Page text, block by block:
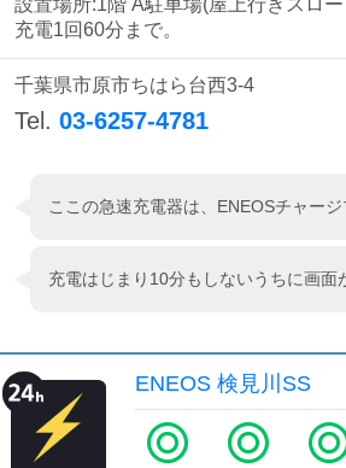
設置場所:1階 A駐車場(屋上行きスロ
充電1回60分まで。
千葉県市原市ちはら台西3-4
Tel. 03-6257-4781
ここの急速充電器は、ENEOSチャージ
ENEOS 検見川SS